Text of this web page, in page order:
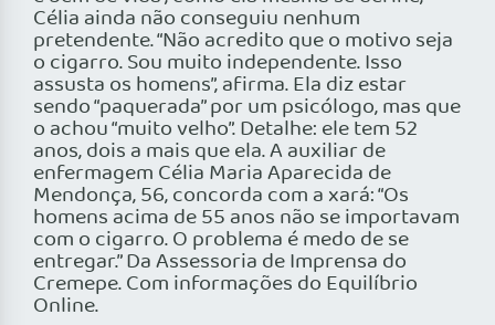
Célia ainda não conseguiu nenhum
pretendente. “Não acredito que o motivo seja
o cigarro. Sou muito independente. Isso
assusta os homens”, afirma. Ela diz estar
sendo “paquerada” por um psicólogo, mas que
o achou “muito velho”. Detalhe: ele tem 52
anos, dois a mais que ela. A auxiliar de
enfermagem Célia Maria Aparecida de
Mendonça, 56, concorda com a xará: “Os
homens acima de 55 anos não se importavam
com o cigarro. O problema é medo de se
entregar.” Da Assessoria de Imprensa do
Cremepe. Com informações do Equilíbrio
Online.